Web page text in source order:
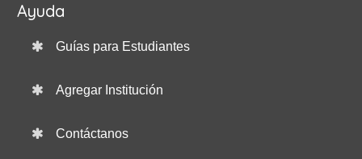
Ayuda
Guías para Estudiantes
Agregar Institución
Contáctanos